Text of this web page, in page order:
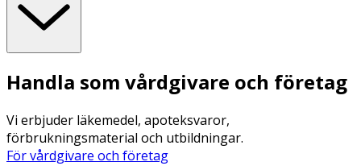
Handla som vårdgivare och företag
Vi erbjuder läkemedel, apoteksvaror,
förbrukningsmaterial och utbildningar.
För vårdgivare och företag